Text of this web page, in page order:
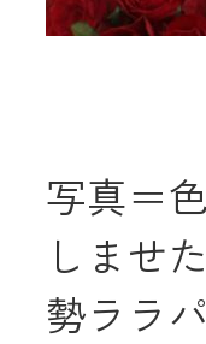
写真＝
しませ
勢ララ